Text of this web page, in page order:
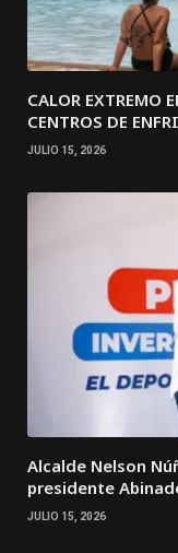
CALOR EXTREMO
CENTROS DE
JULIO 15, 2026
Alcalde Nelson
presidente
JULIO 15, 2026